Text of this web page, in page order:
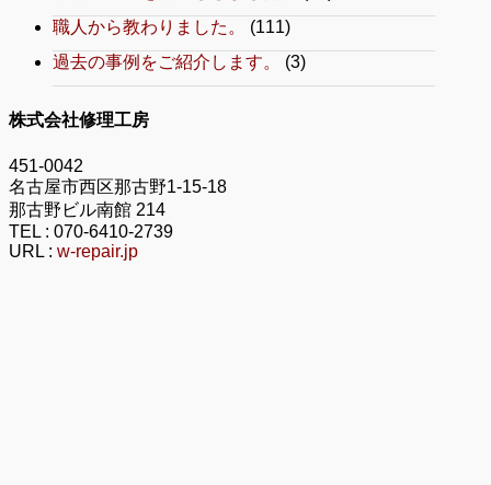
職人から教わりました。
(111)
過去の事例をご紹介します。
(3)
株式会社修理工房
451-0042
名古屋市西区那古野1-15-18
那古野ビル南館 214
TEL : 070-6410-2739
URL : w-repair.jp